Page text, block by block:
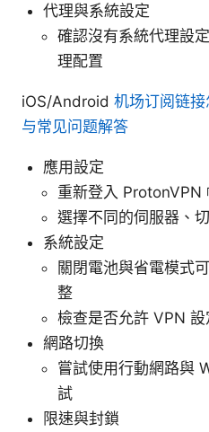
代理與系統設定
確認沒有系統代理設
理配置
iOS/Android 机场订阅链
与常见问题解答
應用設定
重新登入 ProtonVPN
選擇不同的伺服器、
系統設定
關閉電池與省電模式
整
檢查是否允許 VPN
網路切換
嘗試使用行動網路與
試
限速與封鎖